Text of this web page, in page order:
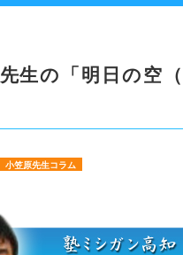
生の「明日の空
小笠原先生コラム